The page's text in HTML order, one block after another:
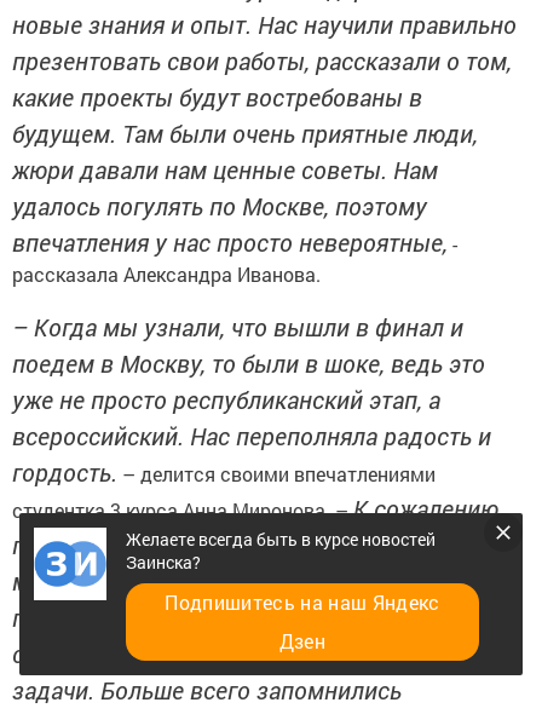
новые знания и опыт. Нас научили правильно
презентовать свои работы, рассказали о том,
какие проекты будут востребованы в
будущем. Там были очень приятные люди,
жюри давали нам ценные советы. Нам
удалось погулять по Москве, поэтому
впечатления у нас просто невероятные, -
рассказала Александра Иванова.
– Когда мы узнали, что вышли в финал и
поедем в Москву, то были в шоке, ведь это
уже не просто республиканский этап, а
всероссийский. Нас переполняла радость и
гордость. – делится своими впечатлениями
студентка 3 курса Анна Миронова. –К сожалению,
призового места занять не удалось, но зато
мы приобрели большой опыт, научились
правильно и интересно презентовать себя и
свою команду, быстро решать поставленные
задачи. Больше всего запомнились
Желаете всегда быть в курсе новостей
Заинска?
Подпишитесь на наш Яндекс
Дзен